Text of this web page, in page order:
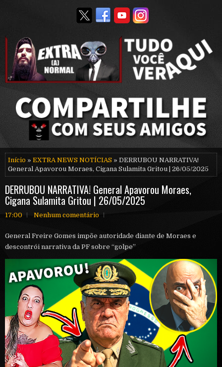
Início » EXTRA NEWS NOTÍCIAS » DERRUBOU NARRATIVA!
General Apavorou Moraes, Cigana Sulamita Gritou | 26/05/2025
DERRUBOU NARRATIVA! General Apavorou Moraes,
Cigana Sulamita Gritou | 26/05/2025
17:00 Nenhum comentário
General Freire Gomes impõe autoridade diante de Moraes e
descontrói narrativa da PF sobre “golpe”